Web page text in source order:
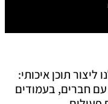
תוכן איכותי:
חברים, בעמודים